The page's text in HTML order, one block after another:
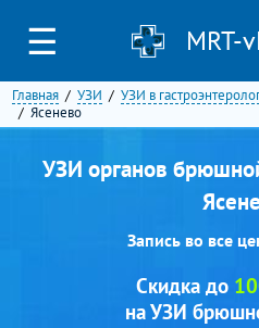
☰ MRT-
Главная УЗИ УЗИ в
Ясенево
УЗИ органов
Запись во все
Скидка до
на УЗИ